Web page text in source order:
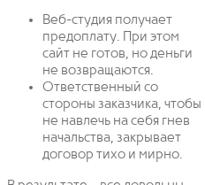
Веб-студия получает
предоплату. При этом
сайт не готов, но деньги
не возвращаются.
Ответственный со
стороны заказчика, чтобы
не навлечь на себя гнев
начальства, закрывает
договор тихо и мирно.